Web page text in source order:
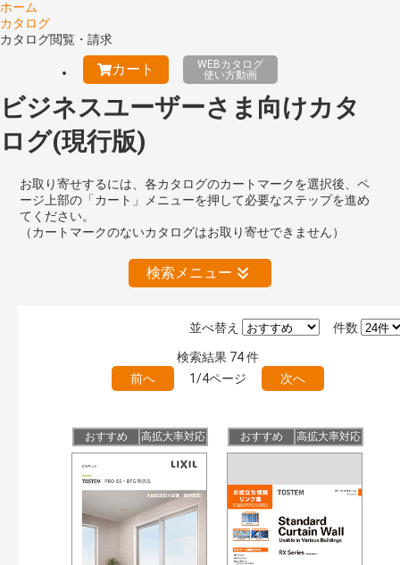
ホーム
カタログ
カタログ閲覧・請求
カート
WEBカタログ
使い方動画
ビジネスユーザーさま向けカタ
ログ(現行版)
お取り寄せするには、各カタログのカートマークを選択後、ペ
ージ上部の「カート」メニューを押して必要なステップを進め
てください。
（カートマークのないカタログはお取り寄せできません）
検索メニュー
絞り込みの解除
旧版（WEBカタログ）
キーワード検索（あいまい）
目次も検索 検 索
おすすめハッシュタグ
件数
並べ替え
検索結果 74件
前へ
1/4ページ 次へ
おすすめ 高拡大率対応 おすすめ 高拡大率対応